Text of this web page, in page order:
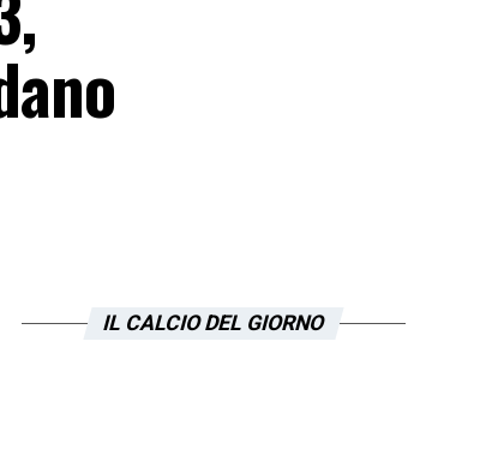
IL CALCIO DEL GIORNO